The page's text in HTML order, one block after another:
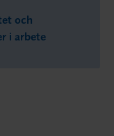
och
i arbete